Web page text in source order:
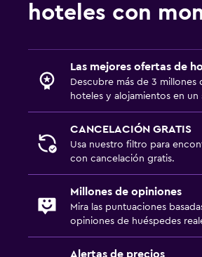
hoteles con
Las mejores ofertas de
Descubre más de 3 millones
hoteles y alojamientos en un
CANCELACIÓN GRATIS
Usa nuestro filtro para
con cancelación gratis.
Millones de opiniones
Mira las puntuaciones
opiniones de huéspedes
Alertas de precios